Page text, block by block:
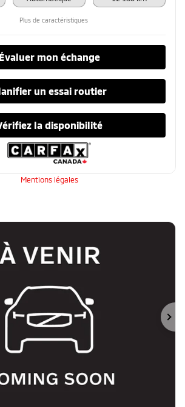
Plus de caractéristiques
Évaluer mon échange
un essai routier
la disponibilité
Mentions légales